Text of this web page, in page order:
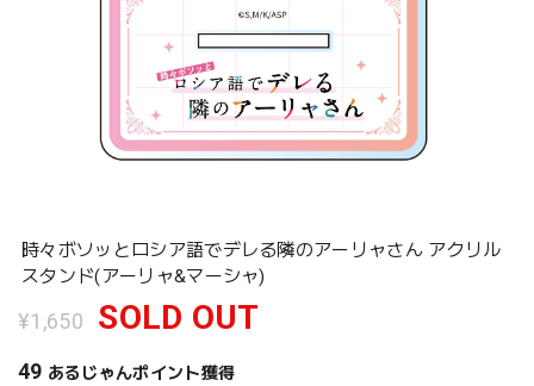
時々ボソッとロシア語でデレる隣のアーリャさん アクリル
スタンド(アーリャ&マーシャ)
¥1,650 SOLD OUT
49 あるじゃんポイント獲得